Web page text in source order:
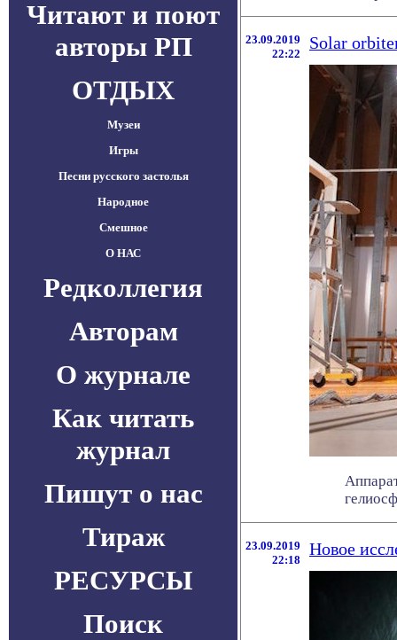
Читают и поют
авторы РП
ОТДЫХ
Музеи
Игры
Песни русского застолья
Народное
Смешное
О НАС
Редколлегия
Авторам
О журнале
Как читать
журнал
Пишут о нас
Тираж
РЕСУРСЫ
Поиск
23.09.2019
22:22
Solar
23.09.2019
22:18
Новое